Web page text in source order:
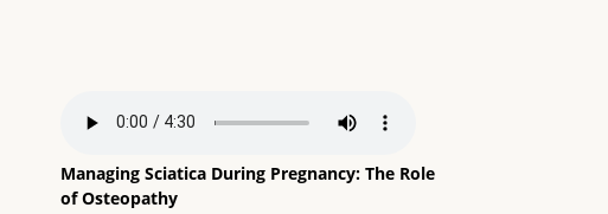
Managing Sciatica During Pregnancy: The Role
of Osteopathy